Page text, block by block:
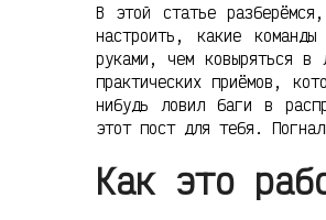
В этой статье
настроить, какие
руками, чем ковыряться в
практических приёмов,
нибудь ловил баги в
этот пост для тебя.
Как это